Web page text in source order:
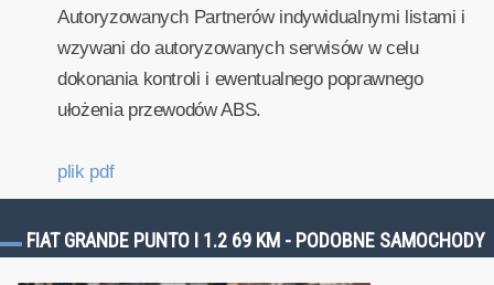
Autoryzowanych Partnerów indywidualnymi listami i
wzywani do autoryzowanych serwisów w celu
dokonania kontroli i ewentualnego poprawnego
ułożenia przewodów ABS.
plik pdf
FIAT GRANDE PUNTO I 1.2 69 KM - PODOBNE SAMOCHODY